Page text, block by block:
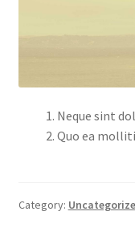
Neque sint
Quo ea
Category: